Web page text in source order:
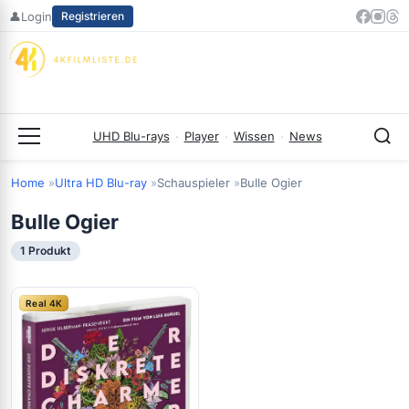
Zum
springen
👤Login Registrieren
UHD Blu-rays · Player · Wissen · News
Home Ultra HD Blu-ray Schauspieler Bulle Ogier
Bulle Ogier
1 Produkt
Real 4K